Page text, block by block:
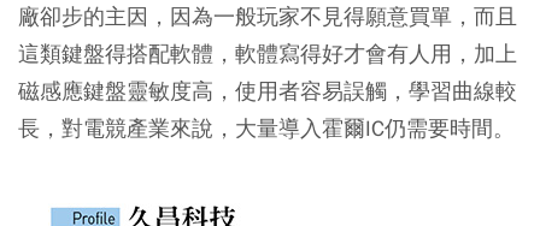
廠卻步的主因，因為一般玩家不見得願意買單，而且
這類鍵盤得搭配軟體，軟體寫得好才會有人用，加上
磁感應鍵盤靈敏度高，使用者容易誤觸，學習曲線較
長，對電競產業來說，大量導入霍爾IC仍需要時間。